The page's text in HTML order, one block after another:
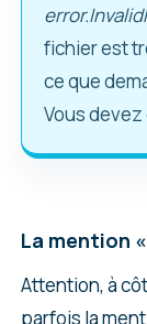
fichier est
ce que
Vous
La mention
Attention, à
parfois la